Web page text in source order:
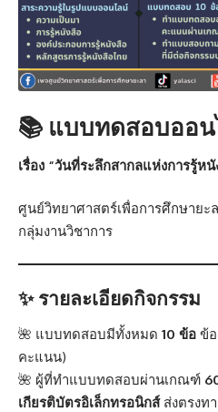
📚 แบบทดสอบออ
เรื่อง “วันที่ระลึกสากลแห่งการรู้หนั
ศูนย์วิทยาศาสตร์เพื่อการศึกษายะ
กลุ่มงานวิชาการ
✨ รายละเอียดกิจกรรม
🌺 แบบทดสอบมีทั้งหมด 10 ข้อ ข้
คะแนน)
🌺 ผู้ที่ทำแบบทดสอบผ่านเกณฑ์
เกียรติบัตรอิเล็กทรอนิกส์ส่งตรงท